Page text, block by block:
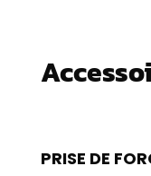
PRISE DE